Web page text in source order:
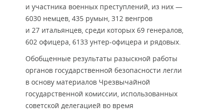
и участника военных преступлений, из них —
6030 немцев, 435 румын, 312 венгров
и 27 итальянцев, среди которых 69 генералов,
602 офицера, 6133 унтер-офицера и рядовых.
Обобщенные результаты разыскной работы
органов государственной безопасности легли
в основу материалов Чрезвычайной
государственной комиссии, использованных
советской делегацией во время